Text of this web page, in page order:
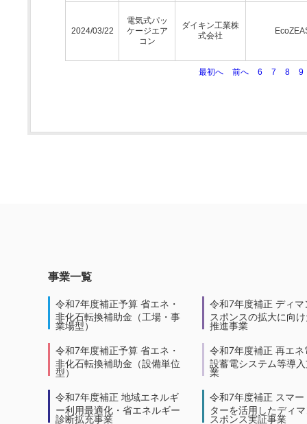
2024/03/22
電気式パッ
ケージエア
コン
ダイキン工業株
式会社
最初へ 前へ 6 7 8 9
事業一覧
令和7年度補正予算 省エネ・
非化石転換補助金（工場・事
業場型）
令和7年度補正予算 省エネ・
非化石転換補助金（設備単位
型）
令和7年度補正 地域エネルギ
ー利用最適化・省エネルギー
診断拡充事業
令和7年度補正 ディマ
スポンスの拡大に向
推進事業
令和7年度補正 再エネ
設蓄電システム等導
業
令和7年度補正 スマー
ターを活用したディ
スポンス実証事業